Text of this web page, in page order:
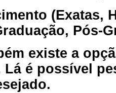
(Exatas,
Pós-
existe a
é possível